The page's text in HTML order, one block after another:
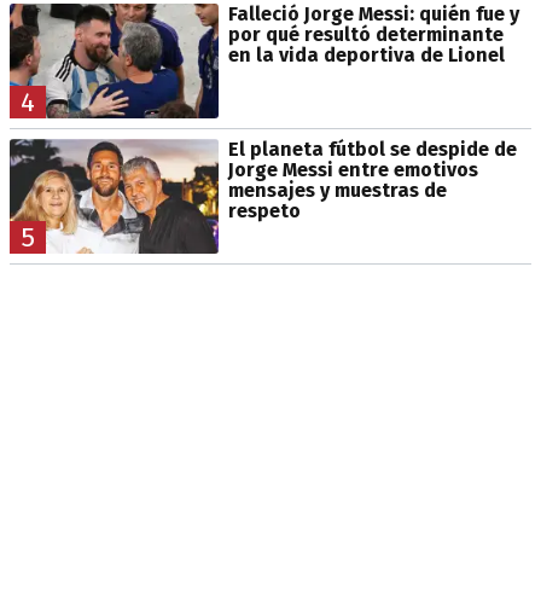
4
Falleció Jorge Messi: quién fue y
por qué resultó determinante
en la vida deportiva de Lionel
5
El planeta fútbol se despide de
Jorge Messi entre emotivos
mensajes y muestras de
respeto